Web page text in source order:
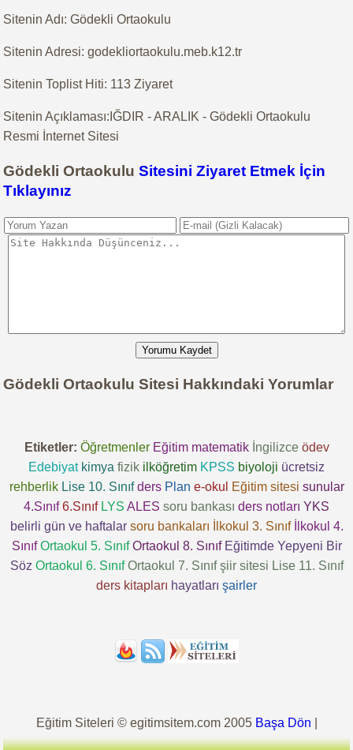
Sitenin Adı: Gödekli Ortaokulu
Sitenin Adresi: godekliortaokulu.meb.k12.tr
Sitenin Toplist Hiti: 113 Ziyaret
Sitenin Açıklaması:IĞDIR - ARALIK - Gödekli Ortaokulu
Resmi İnternet Sitesi
Gödekli OrtaokuluSitesini Ziyaret Etmek İçin
Tıklayınız
Yorumu Kaydet
Gödekli Ortaokulu Sitesi Hakkındaki Yorumlar
Etiketler: Öğretmenler Eğitim matematik İngilizce ödev
Edebiyat kimya fizik ilköğretim KPSS biyoloji ücretsiz
rehberlik Lise 10. Sınıf ders Plan e-okul Eğitim sitesi sunular
4.Sınıf 6.Sınıf LYS ALES soru bankası ders notları YKS
belirli gün ve haftalar soru bankaları İlkokul 3. Sınıf
İlkokul 4.
Sınıf Ortaokul 5. Sınıf Ortaokul 8. Sınıf Eğitimde Yepyeni Bir
Söz Ortaokul 6. Sınıf Ortaokul 7. Sınıf şiir sitesi Lise 11. Sınıf
ders kitapları hayatları şairler
Eğitim Siteleri © egitimsitem.com 2005 Başa Dön